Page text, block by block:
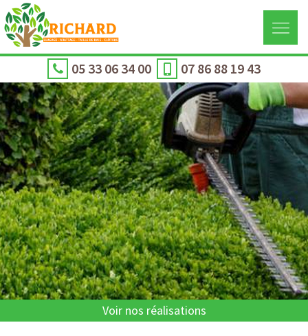
05 33 06 34 00 07 86 88 19 43
Voir nos réalisations